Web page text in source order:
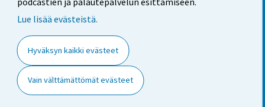
Lue lisää evästeistä.
Hyväksyn kaikki evästeet
Vain välttämättömät evästeet
Saavutettavuus
Tietoa sivustosta
Evästeasetukset